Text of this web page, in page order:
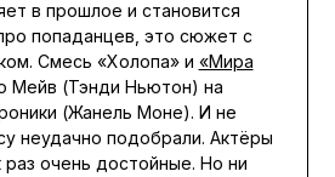
в прошлое и становится
попаданцев, это сюжет с
Смесь «Холопа» и «Мира
Мейв (Тэнди Ньютон) на
(Жанель Моне). И не
неудачно подобрали. Актёры
раз очень достойные. Но ни